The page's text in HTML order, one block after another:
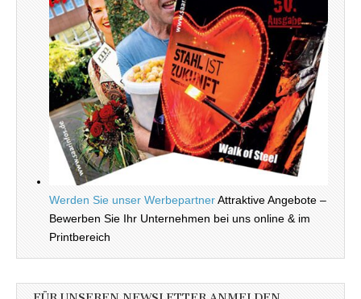
Werden Sie unser WerbepartnerAttraktive Angebote –
Bewerben Sie Ihr Unternehmen bei uns online & im
Printbereich